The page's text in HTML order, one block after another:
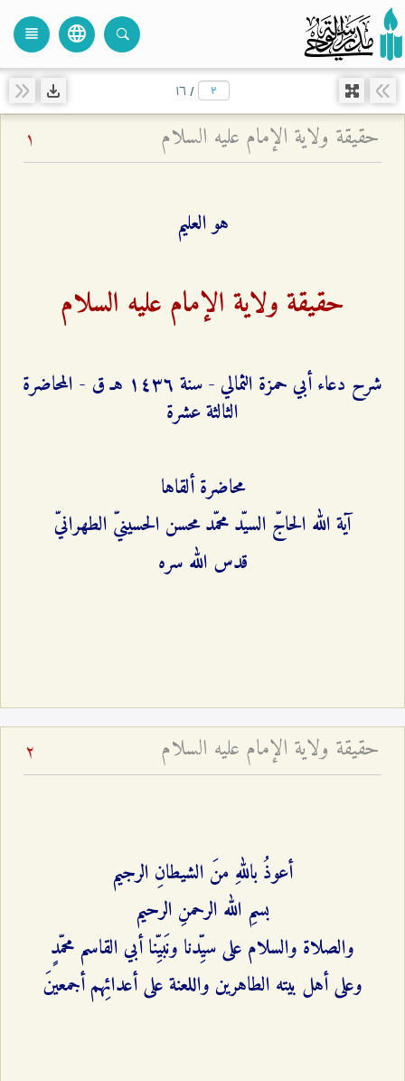
language
view_headline
/ ۱٦
حقيقة ولاية الإمام عليه السلام 1
هو العليم
حقيقة ولاية الإمام عليه السلام
شرح دعاء أبي حمزة الثمالي - سنة ۱٤٣٦ هـ ق - المحاضرة
الثالثة عشرة
محاضرة ألقاها
آية الله الحاجّ السيّد محمّد محسن الحسينيّ الطهرانيّ
قدس الله سره
حقيقة ولاية الإمام عليه السلام 2
أعوذُ باللهِ منَ الشيطانِ الرجيم
بسمِ الله الرحمنِ الرحيم
والصلاة والسلام على سيِّدنا ونَبيِّنا أبي القاسم محمّدٍ
وعلى أهل بيته الطاهرين واللعنة على أعدائِهم أجمعينَ